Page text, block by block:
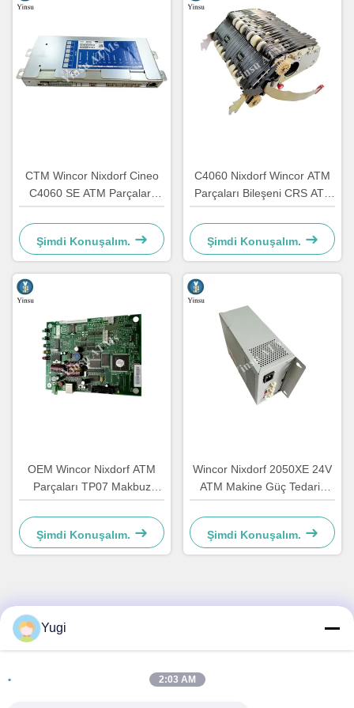
CTM Wincor Nixdorf Cineo
C4060 SE ATM Parçaları
Özel Elektronik 1750147868
Şimdi Konuşalım.
C4060 Nixdorf Wincor ATM
Parçaları Bileşeni CRS ATS
Merkezileştirme Birimi AU
Modülü 1750134478
Şimdi Konuşalım.
OEM Wincor Nixdorf ATM
Parçaları TP07 Makbuz
Yazıcısı Ana PCB
Denetleyicisi Tahta
01750063547
Şimdi Konuşalım.
Wincor Nixdorf 2050XE 24V
ATM Makine Güç Tedarik
Parçası 01750069162
1750069162
Şimdi Konuşalım.
Hızlı İletişim
Oda 502, Bina 5, Qide Gayrimenkul Parkı, 2-1, Xingye
Yugi
2:03 AM